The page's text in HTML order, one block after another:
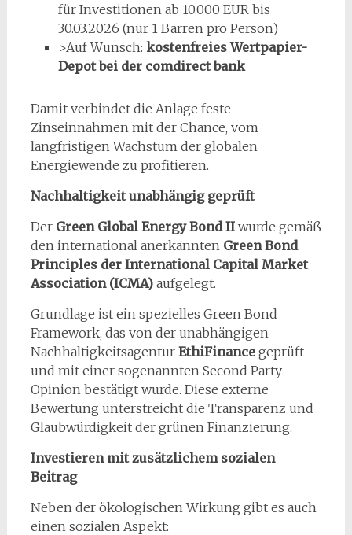
für Investitionen ab 10.000 EUR bis
30.03.2026 (nur 1 Barren pro Person)
>Auf Wunsch: kostenfreies Wertpapier-
Depot bei der comdirect bank
Damit verbindet die Anlage feste
Zinseinnahmen mit der Chance, vom
langfristigen Wachstum der globalen
Energiewende zu profitieren.
Nachhaltigkeit unabhängig geprüft
Der Green Global Energy Bond IIwurde gemäß
den international anerkannten Green Bond
Principles der International Capital Market
Association (ICMA)aufgelegt.
Grundlage ist ein spezielles Green Bond
Framework, das von der unabhängigen
Nachhaltigkeitsagentur EthiFinancegeprüft
und mit einer sogenannten Second Party
Opinion bestätigt wurde. Diese externe
Bewertung unterstreicht die Transparenz und
Glaubwürdigkeit der grünen Finanzierung.
Investieren mit zusätzlichem sozialen
Beitrag
Neben der ökologischen Wirkung gibt es auch
einen sozialen Aspekt: